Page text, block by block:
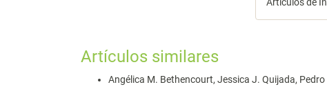
Artículos similares
Angélica M. Bethencourt, Jessica J. Quijada,